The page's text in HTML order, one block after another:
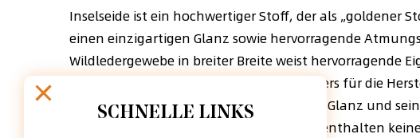
Inselseide ist ein hochwertiger Stoff, der als „goldener
einen einzigartigen Glanz sowie hervorragende
Wildledergewebe in breiter Breite weist hervorragende
Falten auf und eignet sich daher besonders für die
verarbeitet werden und sein einzigartiger Glanz und
Inselseidenstoffe natürlich und gesund, enthalten
SCHNELLE LINKS